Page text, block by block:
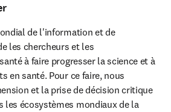
de l'information et de
les chercheurs et les
à faire progresser la science et à
en santé. Pour ce faire, nous
et la prise de décision critique
les écosystèmes mondiaux de la